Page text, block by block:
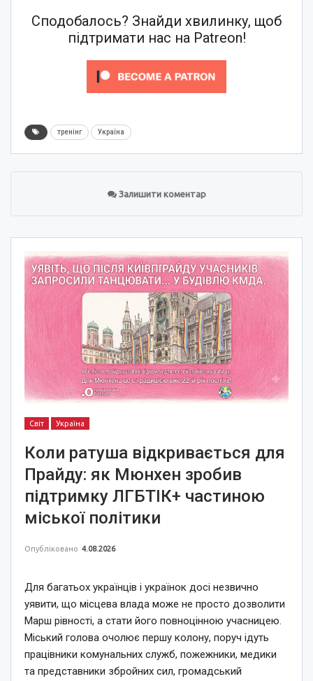
Сподобалось? Знайди хвилинку, щоб
підтримати нас на Patreon!
тренінг Україна
Залишити коментар
Світ Україна
Коли ратуша відкривається для
Прайду: як Мюнхен зробив
підтримку ЛГБТІК+ частиною
міської політики
Опубліковано 4.08.2026
Для багатьох українців і українок досі незвично
уявити, що місцева влада може не просто дозволити
Марш рівності, а стати його повноцінною учасницею.
Міський голова очолює першу колону, поруч ідуть
працівники комунальних служб, пожежники, медики
та представники збройних сил, громадський